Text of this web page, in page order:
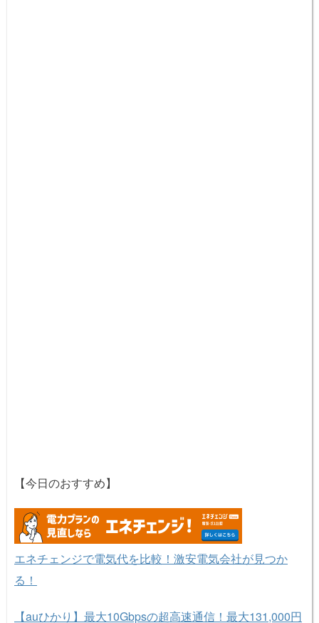
【今日のおすすめ】
エネチェンジで電気代を比較！激安電気会社が見つか
る！
【auひかり】最大10Gbpsの超高速通信！最大131,000円